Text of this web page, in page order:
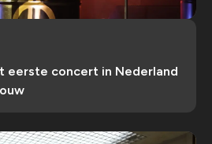
eerste concert in Nederland